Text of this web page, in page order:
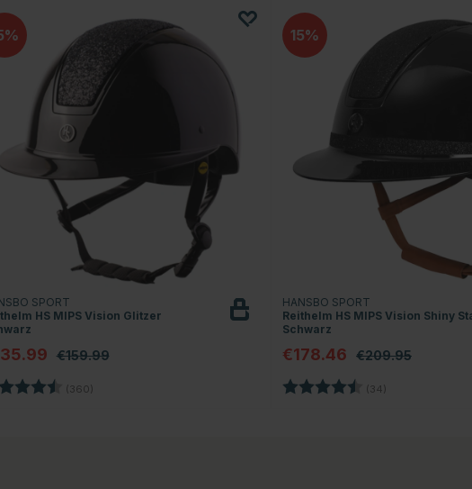
SPORT
HS MIPS Vision Glitzer
€159.99
(360)
15
HANSBO SPORT
Reithelm HS MIPS Vision Shiny
Schwarz
€178.46 €209.95
Bewertung: (34)